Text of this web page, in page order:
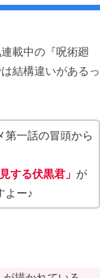
載中の『呪術廻
結構違いがあるっ
第一話の冒頭から
する伏黒君」 が
よー♪